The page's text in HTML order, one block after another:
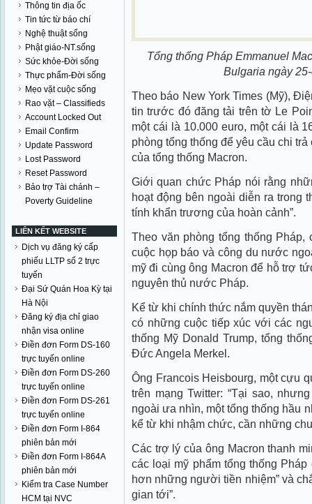
Thông tin địa ốc
Tin tức từ báo chí
Nghệ thuật sống
Phật giáo-NT.sống
Sức khỏe-Đời sống
Thực phẩm-Đời sống
Mẹo vặt cuộc sống
Rao vặt – Classifieds
Account Locked Out
Email Confirm
Update Password
Lost Password
Reset Password
Bảo trợ Tài chánh –
Poverty Guideline
LIÊN KẾT WEBSITE
Dịch vụ đăng ký cấp
phiếu LLTP số 2 trực
tuyến
Đại Sứ Quán Hoa Kỳ tại
Hà Nội
Đăng ký địa chỉ giao
nhận visa online
Điền đơn Form DS-160
trực tuyến online
Điền đơn Form DS-260
trực tuyến online
Điền đơn Form DS-261
trực tuyến online
Điền đơn Form I-864
phiên bản mới
Điền đơn Form I-864A
phiên bản mới
Kiểm tra Case Number
HCM tại NVC
Tổng thống Pháp Emmanuel
Bulgaria ngày
Theo báo New York Times (Mỹ),
tin trước đó đăng tải trên tờ Le
một cái là 10.000 euro, một cái là
phòng tổng thống để yêu cầu chi
của tổng thống Macron.
Giới quan chức Pháp nói rằng
hoạt động bên ngoài diễn ra trong
tính khẩn trương của hoàn cảnh”.
Theo văn phòng tổng thống Pháp,
cuộc họp báo và công du nước
mỹ đi cùng ông Macron để hỗ trợ
nguyên thủ nước Pháp.
Kể từ khi chính thức nắm quyền
có những cuộc tiếp xúc với các
thống Mỹ Donald Trump, tổng
Đức Angela Merkel.
Ông Francois Heisbourg, một cựu
trên mạng Twitter: “Tại sao,
ngoài ưa nhìn, một tổng thống hầu
kể từ khi nhậm chức, cần những
Các trợ lý của ông Macron thanh
các loại mỹ phẩm tổng thống
hơn những người tiền nhiệm” và
gian tới”.